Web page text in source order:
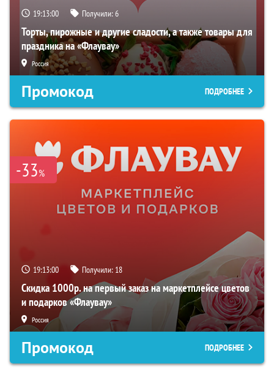
19:12:59 Получили:6
Торты, пирожные и другие сладости, а также товары для
праздника на «Флаувау»
Россия
Промокод ПОДРОБНЕЕ
-33%
19:12:59 Получили: 18
Скидка 1000р. на первый заказ на маркетплейсе цветов
и подарков «Флаувау»
Россия
Промокод ПОДРОБНЕЕ